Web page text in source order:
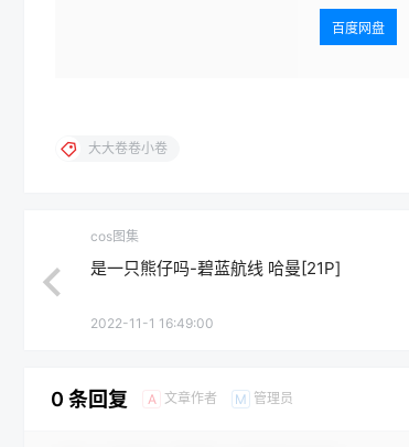
百度网盘
大大卷卷小卷
cos图集
是一只熊仔吗-碧蓝航线 哈曼[21P]
2022-11-1 16:49:00
0 条回复 A 文章作者 M 管理员